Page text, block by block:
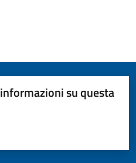
su questa
su 5
5